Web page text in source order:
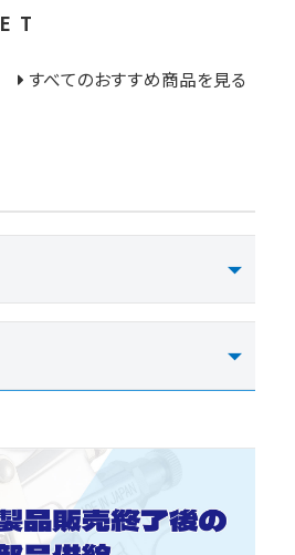
T
すべてのおすすめ商品を見る